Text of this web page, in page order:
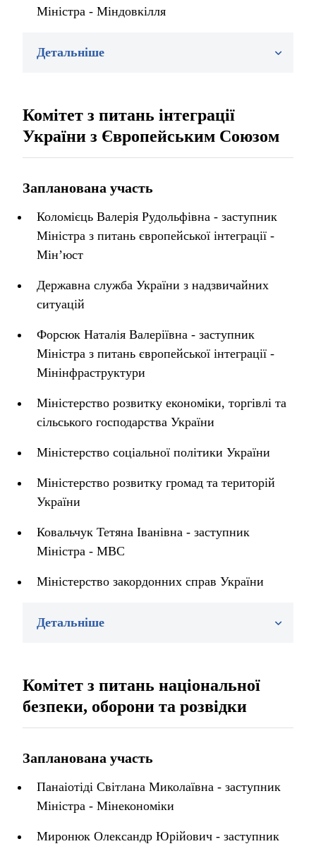
Міністра - Міндовкілля
Детальніше
Комітет з питань інтеграції
України з Європейським Союзом
Запланована участь
Коломієць Валерія Рудольфівна - заступник
Міністра з питань європейської інтеграції -
Мін’юст
Державна служба України з надзвичайних
ситуацій
Форсюк Наталія Валеріївна - заступник
Міністра з питань європейської інтеграції -
Мінінфраструктури
Міністерство розвитку економіки, торгівлі та
сільського господарства України
Міністерство соціальної політики України
Міністерство розвитку громад та територій
України
Ковальчук Тетяна Іванівна - заступник
Міністра - МВС
Міністерство закордонних справ України
Детальніше
Комітет з питань національної
безпеки, оборони та розвідки
Запланована участь
Панаіотіді Світлана Миколаївна - заступник
Міністра - Мінекономіки
Миронюк Олександр Юрійович - заступник